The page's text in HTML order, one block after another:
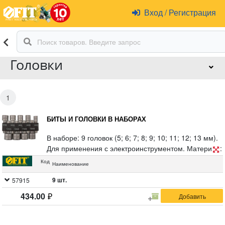
Вход /Регистрация
Головки
1
БИТЫ И ГОЛОВКИ В НАБОРАХ
В наборе: 9 головок (5; 6; 7; 8; 9; 10; 11; 12; 13 мм).
Для применения с электроинструментом. Материал:
закаленная хром-ванадиевая сталь. Упаковка:
Код Наименование
57915 9 шт.
434.00